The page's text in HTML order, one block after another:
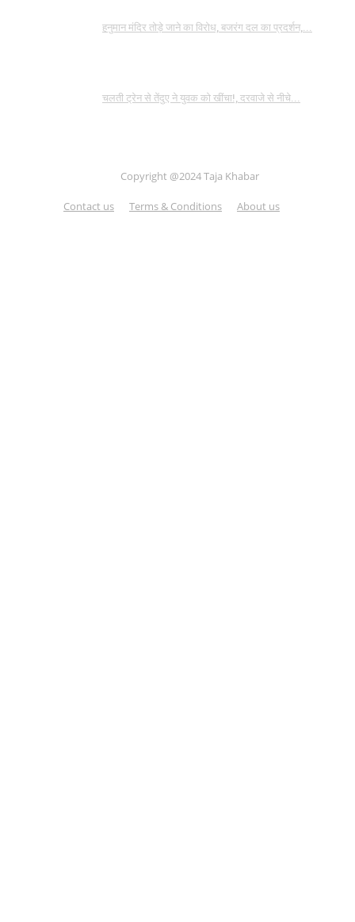
हनुमान मंदिर तोड़े जाने का विरोध, बजरंग दल का प्रदर्शन,...
चलती ट्रेन से तेंदुए ने युवक को खींचा!, दरवाजे से नीचे...
Copyright @2024 Taja Khabar
Contact us Terms & Conditions About us